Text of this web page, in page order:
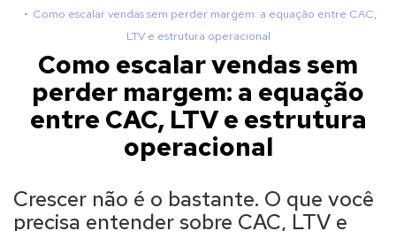
Como escalar vendas sem perder margem: a equação entre CAC,
LTV e estrutura operacional
Como escalar vendas sem
perder margem: a equação
entre CAC, LTV e estrutura
operacional
Crescer não é o bastante. O que você
precisa entender sobre CAC, LTV e